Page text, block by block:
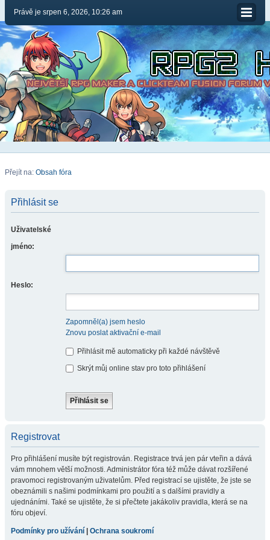
Právě je srpen 6, 2026, 10:26 am
Přejít na: Obsah fóra
Přihlásit se
Uživatelské
jméno:
Heslo:
Zapomněl(a) jsem heslo
Znovu poslat aktivační e-mail
Přihlásit mě automaticky při každé návštěvě
Skrýt můj online stav pro toto přihlášení
Registrovat
Pro přihlášení musíte být registrován. Registrace trvá jen pár vteřin a dává
vám mnohem větší možnosti. Administrátor fóra též může dávat rozšířené
pravomoci registrovaným uživatelům. Před registrací se ujistěte, že jste se
obeznámili s našimi podmínkami pro použití a s dalšími pravidly a
ujednáními. Také se ujistěte, že si přečtete jakákoliv pravidla, která se na
fóru objeví.
Podmínky pro užívání Ochrana soukromí